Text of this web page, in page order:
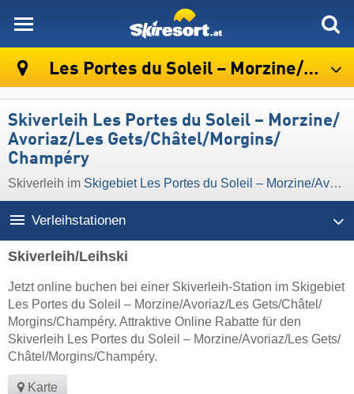
Les Portes du Soleil – Morzine/​Avoriaz/​Les Gets/​Châtel/​Morgins/​Champéry
Skiverleih Les Portes du Soleil – Morzine/​
Avoriaz/​Les Gets/​Châtel/​Morgins/​
Champéry
Skiverleih im Skigebiet Les Portes du Soleil – Morzine/​Avoriaz/​Les Gets/​Châtel/​Morgins/​Champéry
Verleihstationen
Skiverleih/Leihski
Jetzt online buchen bei einer Skiverleih-Station im Skigebiet
Les Portes du Soleil – Morzine/​Avoriaz/​Les Gets/​Châtel/​
Morgins/​Champéry. Attraktive Online Rabatte für den
Skiverleih Les Portes du Soleil – Morzine/​Avoriaz/​Les Gets/​
Châtel/​Morgins/​Champéry.
Karte